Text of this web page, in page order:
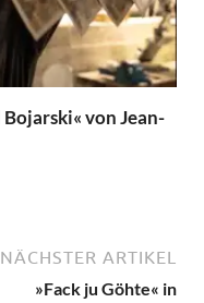
von Jean-
NÄCHSTER ARTIKEL
»Fack ju Göhte« in